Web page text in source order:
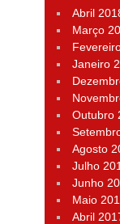
Abril
Março
Janeiro
Outubro
Agosto
Julho
Junho
Maio
Abril